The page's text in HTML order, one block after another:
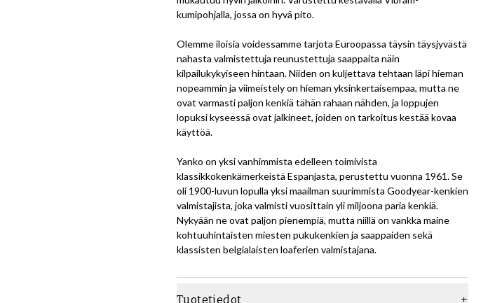
kumipohjalla, jossa on hyvä pito.
Olemme iloisia voidessamme tarjota Euroopassa täysin täysjyvästä
nahasta valmistettuja reunustettuja saappaita näin
kilpailukykyiseen hintaan. Niiden on kuljettava tehtaan läpi hieman
nopeammin ja viimeistely on hieman yksinkertaisempaa, mutta ne
ovat varmasti paljon kenkiä tähän rahaan nähden, ja loppujen
lopuksi kyseessä ovat jalkineet, joiden on tarkoitus kestää kovaa
käyttöä.
Yanko on yksi vanhimmista edelleen toimivista
klassikkokenkämerkeistä Espanjasta, perustettu vuonna 1961. Se
oli 1900-luvun lopulla yksi maailman suurimmista Goodyear-kenkien
valmistajista, joka valmisti vuosittain yli miljoona paria kenkiä.
Nykyään ne ovat paljon pienempiä, mutta niillä on vankka maine
kohtuuhintaisten miesten pukukenkien ja saappaiden sekä
klassisten belgialaisten loaferien valmistajana.
Tuotetiedot